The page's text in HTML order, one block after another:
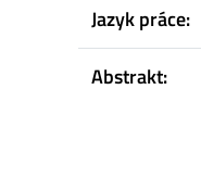
Jazyk práce:
Abstrakt: